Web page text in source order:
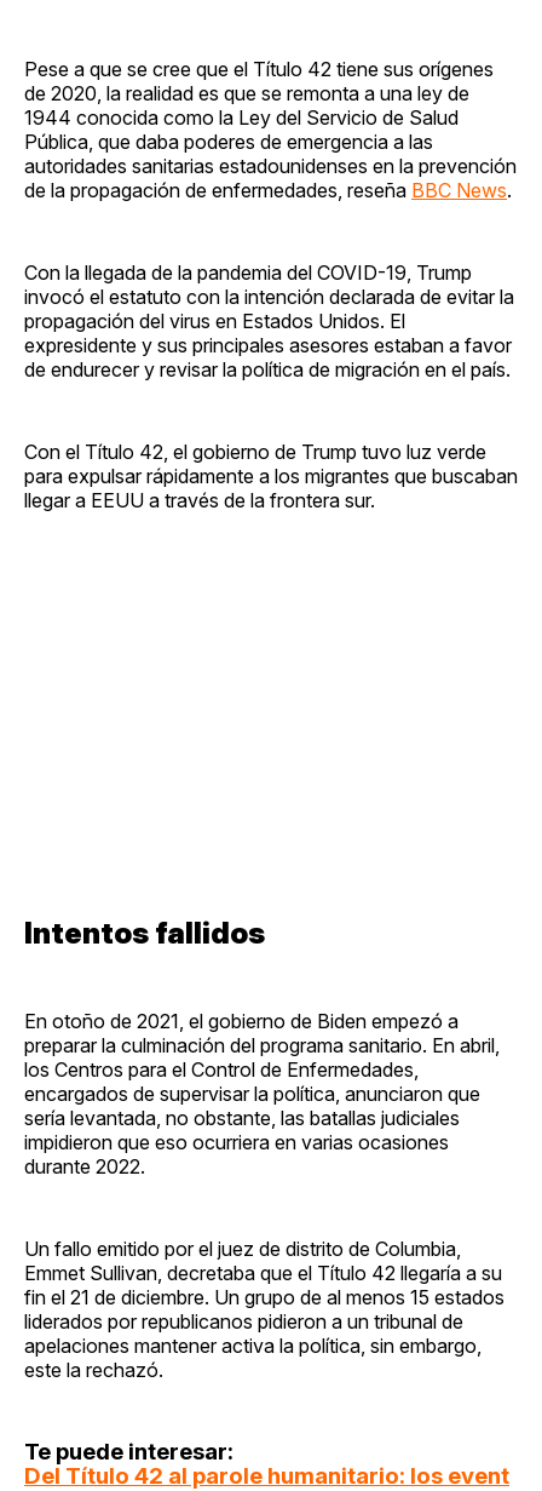
Pese a que se cree que el Título 42 tiene sus orígenes
de 2020, la realidad es que se remonta a una ley de
1944 conocida como la Ley del Servicio de Salud
Pública, que daba poderes de emergencia a las
autoridades sanitarias estadounidenses en la prevención
de la propagación de enfermedades, reseña BBC News.
Con la llegada de la pandemia del COVID-19, Trump
invocó el estatuto con la intención declarada de evitar la
propagación del virus en Estados Unidos. El
expresidente y sus principales asesores estaban a favor
de endurecer y revisar la política de migración en el país.
Con el Título 42, el gobierno de Trump tuvo luz verde
para expulsar rápidamente a los migrantes que buscaban
llegar a EEUU a través de la frontera sur.
Intentos fallidos
En otoño de 2021, el gobierno de Biden empezó a
preparar la culminación del programa sanitario. En abril,
los Centros para el Control de Enfermedades,
encargados de supervisar la política, anunciaron que
sería levantada, no obstante, las batallas judiciales
impidieron que eso ocurriera en varias ocasiones
durante 2022.
Un fallo emitido por el juez de distrito de Columbia,
Emmet Sullivan, decretaba que el Título 42 llegaría a su
fin el 21 de diciembre. Un grupo de al menos 15 estados
liderados por republicanos pidieron a un tribunal de
apelaciones mantener activa la política, sin embargo,
este la rechazó.
Te puede interesar:
Del Título 42 al parole humanitario: los event